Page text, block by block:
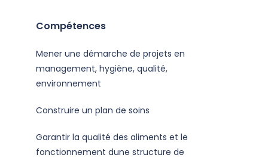
Compétences
Mener une démarche de projets en
management, hygiène, qualité,
environnement
Construire un plan de soins
Garantir la qualité des aliments et le
fonctionnement dune structure de